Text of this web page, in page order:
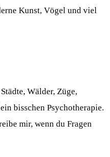
Kunst, Vögel und viel
Wälder, Züge,
bisschen Psychotherapie.
mir, wenn du Fragen